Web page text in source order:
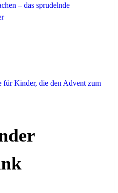
– das sprudelnde
für Kinder, die den Advent zum